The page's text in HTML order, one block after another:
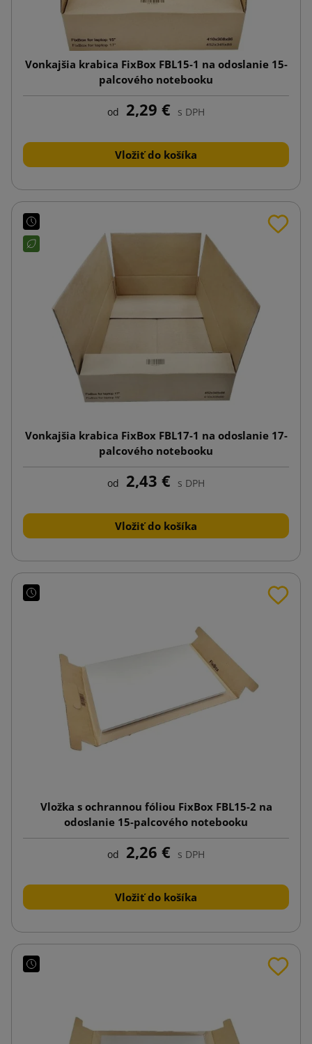
Vonkajšia krabica FixBox FBL15-1 na odoslanie 15-
palcového notebooku
od 2,29 € s DPH
Vložiť do košíka
Vonkajšia krabica FixBox FBL17-1 na odoslanie 17-
palcového notebooku
od 2,43 € s DPH
Vložiť do košíka
Vložka s ochrannou fóliou FixBox FBL15-2 na
odoslanie 15-palcového notebooku
od 2,26 € s DPH
Vložiť do košíka